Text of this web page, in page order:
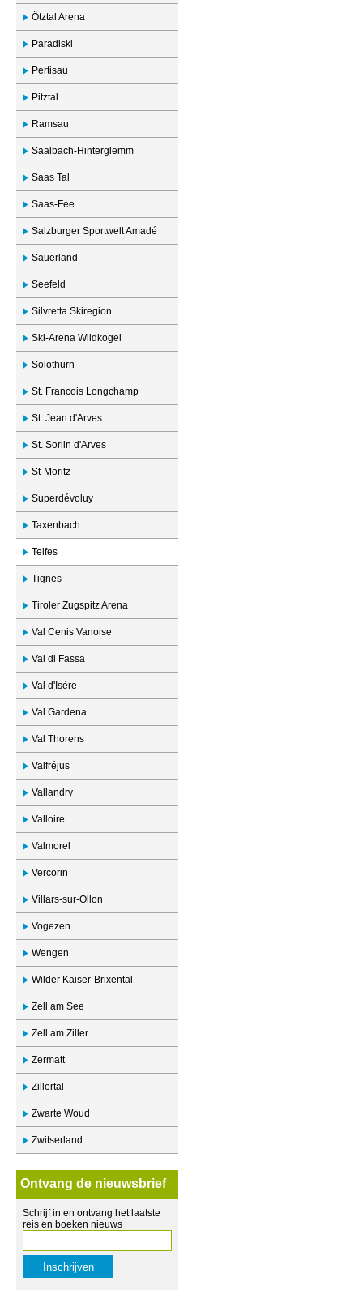
Ötztal Arena
Paradiski
Pertisau
Pitztal
Ramsau
Saalbach-Hinterglemm
Saas Tal
Saas-Fee
Salzburger Sportwelt Amadé
Sauerland
Seefeld
Silvretta Skiregion
Ski-Arena Wildkogel
Solothurn
St. Francois Longchamp
St. Jean d'Arves
St. Sorlin d'Arves
St-Moritz
Superdévoluy
Taxenbach
Telfes
Tignes
Tiroler Zugspitz Arena
Val Cenis Vanoise
Val di Fassa
Val d'Isère
Val Gardena
Val Thorens
Valfréjus
Vallandry
Valloire
Valmorel
Vercorin
Villars-sur-Ollon
Vogezen
Wengen
Wilder Kaiser-Brixental
Zell am See
Zell am Ziller
Zermatt
Zillertal
Zwarte Woud
Zwitserland
Ontvang de nieuwsbrief
Schrijf in en ontvang het laatste
reis en boeken nieuws